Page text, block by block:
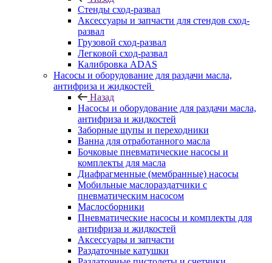
Стенды сход-развал
Аксессуары и запчасти для стендов сход-
развал
Грузовой сход-развал
Легковой сход-развал
Калибровка ADAS
Насосы и оборудование для раздачи масла,
антифриза и жидкостей
Назад
Насосы и оборудование для раздачи масла,
антифриза и жидкостей
Заборные щупы и переходники
Ванна для отработанного масла
Бочковые пневматические насосы и
комплекты для масла
Диафрагменные (мембранные) насосы
Мобильные маслораздатчики с
пневматическим насосом
Маслосборники
Пневматические насосы и комплекты для
антифриза и жидкостей
Аксессуары и запчасти
Раздаточные катушки